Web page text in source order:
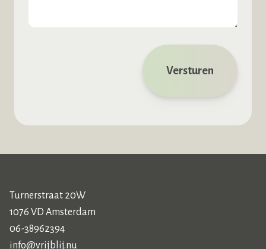
Turnerstraat 20W
1076 VD Amsterdam
06-38962394
info@vrijblij.nu